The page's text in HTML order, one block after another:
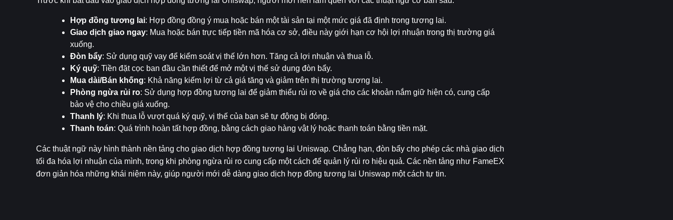
Hợp đồng tương lai: Hợp đồng đồng ý mua hoặc bán một tài sản tại một mức giá đã định trong tương lai.
Giao dịch giao ngay: Mua hoặc bán trực tiếp tiền mã hóa cơ sở, điều này giới hạn cơ hội lợi nhuận trong thị trường giá
xuống.
Đòn bẩy: Sử dụng quỹ vay để kiểm soát vị thế lớn hơn. Tăng cả lợi nhuận và thua lỗ.
Ký quỹ: Tiền đặt cọc ban đầu cần thiết để mở một vị thế sử dụng đòn bẩy.
Mua dài/Bán khống: Khả năng kiếm lợi từ cả giá tăng và giảm trên thị trường tương lai.
Phòng ngừa rủi ro: Sử dụng hợp đồng tương lai để giảm thiểu rủi ro về giá cho các khoản nắm giữ hiện có, cung cấp
bảo vệ cho chiều giá xuống.
Thanh lý: Khi thua lỗ vượt quá ký quỹ, vị thế của bạn sẽ tự động bị đóng.
Thanh toán: Quá trình hoàn tất hợp đồng, bằng cách giao hàng vật lý hoặc thanh toán bằng tiền mặt.
Các thuật ngữ này hình thành nền tảng cho giao dịch hợp đồng tương lai Uniswap. Chẳng hạn, đòn bẩy cho phép các nhà giao dịch
tối đa hóa lợi nhuận của mình, trong khi phòng ngừa rủi ro cung cấp một cách để quản lý rủi ro hiệu quả. Các nền tảng như FameEX
đơn giản hóa những khái niệm này, giúp người mới dễ dàng giao dịch hợp đồng tương lai Uniswap một cách tự tin.